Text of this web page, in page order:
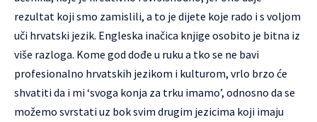
rezultat koji smo zamislili, a to je dijete koje rado i s voljom
uči hrvatski jezik. Engleska inačica knjige osobito je bitna iz
više razloga. Kome god dođe u ruku a tko se ne bavi
profesionalno hrvatskih jezikom i kulturom, vrlo brzo će
shvatiti da i mi ‘svoga konja za trku imamo’, odnosno da se
možemo svrstati uz bok svim drugim jezicima koji imaju